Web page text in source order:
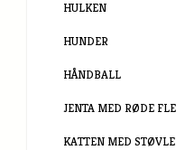
HULKEN
HUNDER
HÅNDBALL
JENTA MED RØDE
KATTEN MED